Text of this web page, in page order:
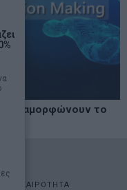
διαμορφώνουν το
ΕΠΙΚΑΙΡΟΤΗΤΑ